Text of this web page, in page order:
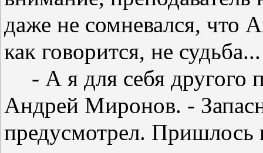
даже не сом­невался, что
как говорится, не судьба...
- А я для себя другого
Ан­дрей Миронов. -
предусмотрел. Пришлось